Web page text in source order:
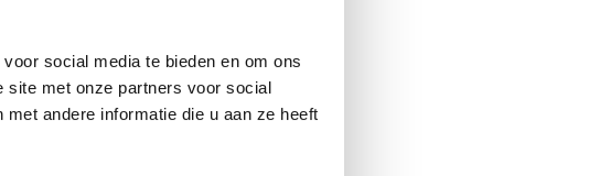
social media te bieden en om ons
site met onze partners voor social
andere informatie die u aan ze heeft
over dit product ?
en kan al je vragen beantwoorden.